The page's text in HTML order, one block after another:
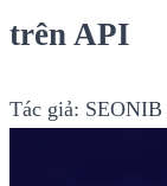
trên API
Tác giả: SEONIB